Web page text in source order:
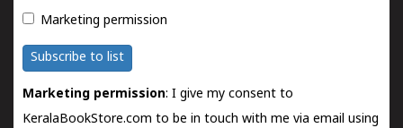
Marketing permission
Subscribe to list
Marketing permission: I give my consent to
KeralaBookStore.com to be in touch with me via email using